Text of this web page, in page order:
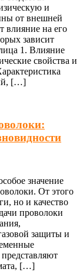
и
от внешней
влияние на его
зависит
1. Влияние
свойства и
[…]
значение
От этого
но и качество
проволоки
защиты и
[…]